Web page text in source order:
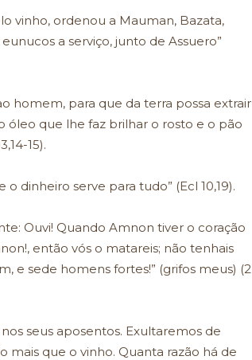
vinho, ordenou a Mauman, Bazata,
a serviço, junto de Assuero”
homem, para que da terra possa extrair
óleo que lhe faz brilhar o rosto e o pão
15).
o dinheiro serve para tudo” (Ecl 10,19).
Ouvi! Quando Amnon tiver o coração
então vós o matareis; não tenhais
e sede homens fortes!” (grifos meus) (2
seus aposentos. Exultaremos de
mais que o vinho. Quanta razão há de